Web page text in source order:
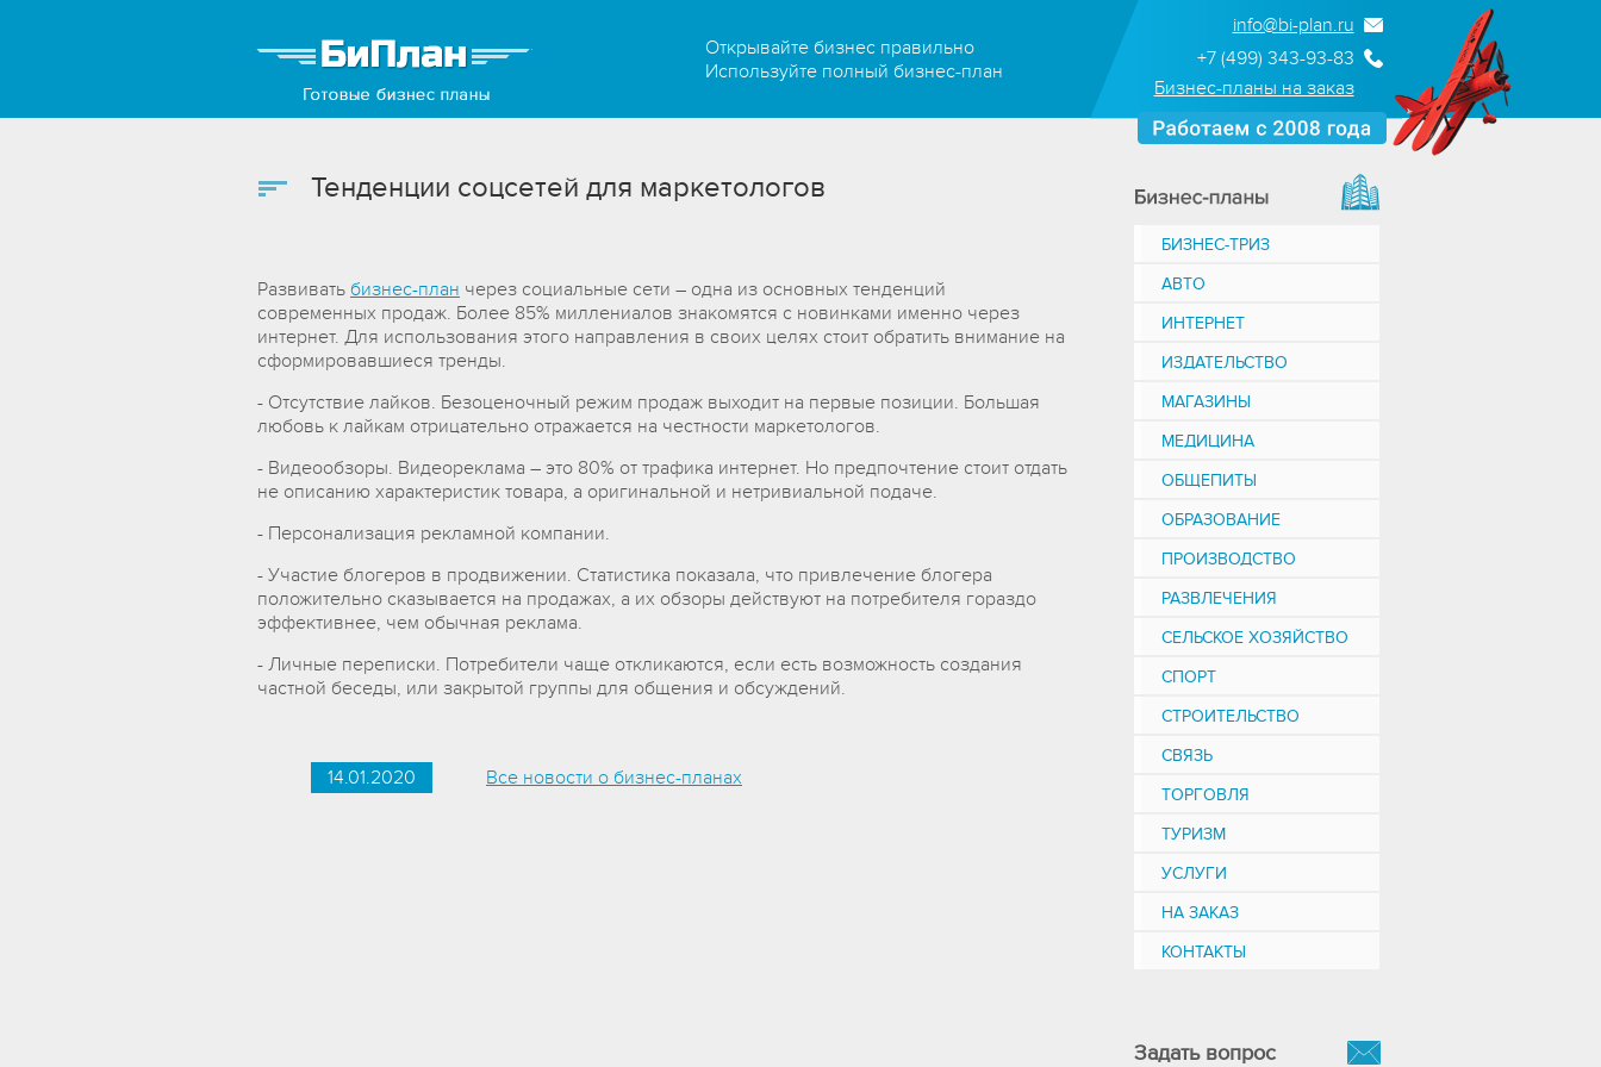
Открывайте бизнес правильно
Используйте полный бизнес-план
info@bi-plan.ru
+7 (499) 343-93-83
Бизнес-планы на заказ
Тенденции соцсетей для маркетологов
Развивать бизнес-план через социальные сети – одна из основных тенденций
современных продаж. Более 85% миллениалов знакомятся с новинками именно через
интернет. Для использования этого направления в своих целях стоит обратить внимание на
сформировавшиеся тренды.
- Отсутствие лайков. Безоценочный режим продаж выходит на первые позиции. Большая
любовь к лайкам отрицательно отражается на честности маркетологов.
- Видеообзоры. Видеореклама – это 80% от трафика интернет. Но предпочтение стоит отдать
не описанию характеристик товара, а оригинальной и нетривиальной подаче.
- Персонализация рекламной компании.
- Участие блогеров в продвижении. Статистика показала, что привлечение блогера
положительно сказывается на продажах, а их обзоры действуют на потребителя гораздо
эффективнее, чем обычная реклама.
- Личные переписки. Потребители чаще откликаются, если есть возможность создания
частной беседы, или закрытой группы для общения и обсуждений.
14.01.2020 Все новости о бизнес-планах
БИЗНЕС-ТРИЗ
АВТО
ИНТЕРНЕТ
ИЗДАТЕЛЬСТВО
МАГАЗИНЫ
МЕДИЦИНА
ОБЩЕПИТЫ
ОБРАЗОВАНИЕ
ПРОИЗВОДСТВО
РАЗВЛЕЧЕНИЯ
СЕЛЬСКОЕ ХОЗЯЙСТВО
СПОРТ
СТРОИТЕЛЬСТВО
СВЯЗЬ
ТОРГОВЛЯ
ТУРИЗМ
УСЛУГИ
НА ЗАКАЗ
КОНТАКТЫ
Задать вопрос